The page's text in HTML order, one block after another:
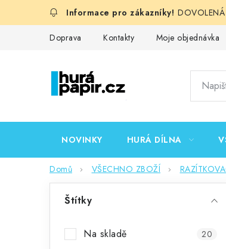
Doprava Kontakty Moje objednávka
NOVINKY HURÁ DÍLNA
Domů VŠECHNO ZBOŽÍ
Štítky
Na skladě 20